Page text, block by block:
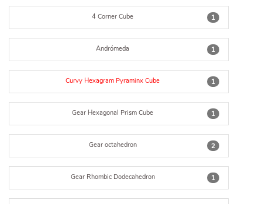
1
4 Corner Cube
1
Andrómeda
1
Curvy Hexagram Pyraminx Cube
1
Gear Hexagonal Prism Cube
2
Gear octahedron
1
Gear Rhombic Dodecahedron